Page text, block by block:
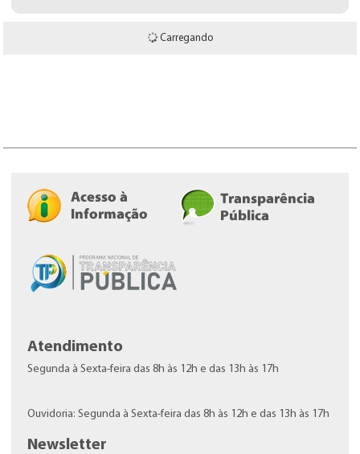
Carregando
Atendimento
Segunda à Sexta-feira das 8h às 12h e das 13h às 17h
Ouvidoria: Segunda à Sexta-feira das 8h às 12h e das 13h às 17h
Newsletter